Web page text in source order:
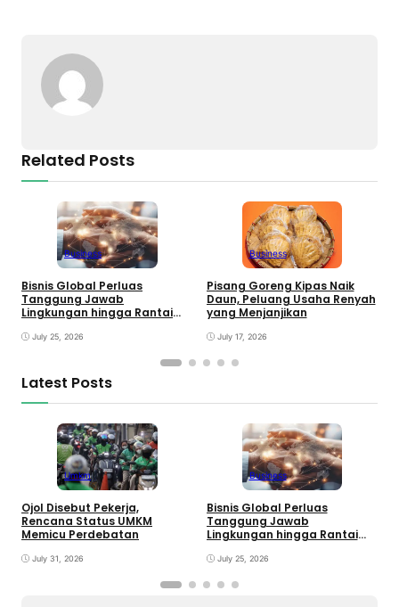
Related Posts
Business
Bisnis Global Perluas
Tanggung Jawab
Lingkungan hingga Rantai
July 25, 2026
Business
Pisang Goreng Kipas Naik
Daun, Peluang Usaha Renyah
yang Menjanjikan
July 17, 2026
Latest Posts
Umkm
Ojol Disebut Pekerja,
Rencana Status UMKM
Memicu Perdebatan
July 31, 2026
Business
Bisnis Global Perluas
Tanggung Jawab
Lingkungan hingga Rantai
July 25, 2026